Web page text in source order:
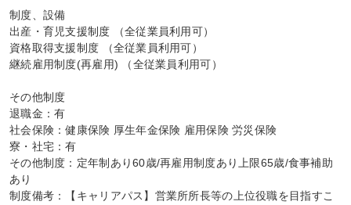
制度、設備
出産・育児支援制度 （全従業員利用可）
資格取得支援制度 （全従業員利用可）
継続雇用制度(再雇用) （全従業員利用可）
その他制度
退職金：有
社会保険：健康保険 厚生年金保険 雇用保険 労災保険
寮・社宅：有
その他制度：定年制あり60歳/再雇用制度あり上限65歳/食事補助
あり
制度備考：【キャリアパス】営業所所長等の上位役職を目指すこ